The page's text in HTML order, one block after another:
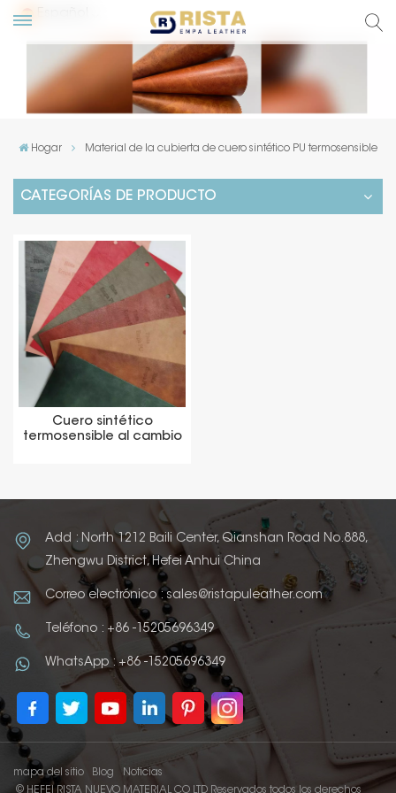
Hogar Material de la cubierta de cuero sintético PU termosensible
CATEGORÍAS DE PRODUCTO
Cuero sintético
termosensible al cambio
Add : North 1212 Baili Center, Qianshan Road No.888,
Zhengwu District, Hefei Anhui China
Correo electrónico : sales@ristapuleather.com
Teléfono : +86 -15205696349
WhatsApp : +86 -15205696349
mapa del sitio Blog
Noticias
© HEFEI RISTA NUEVO MATERIAL CO LTD Reservados todos los derechos